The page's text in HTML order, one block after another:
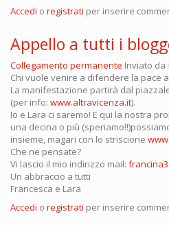
Accedi o registrati per inserire
Appello a tutti i
Collegamento permanente Inviato da
Chi vuole venire a difendere la pace
La manifestazione partirà dal
(per info: www.altravicenza.it).
Io e Lara ci saremo! E qui la nostra
una decina o più
insieme, magari con lo striscione
Che ne pensate?
Vi lascio il mio indirizzo mail:
Un abbraccio a tutti
Francesca e Lara
Accedi o registrati per inserire